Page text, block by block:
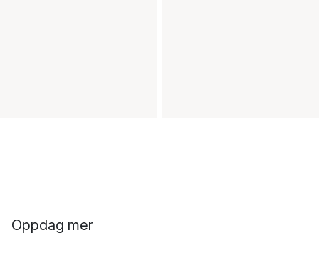
Oppdag mer